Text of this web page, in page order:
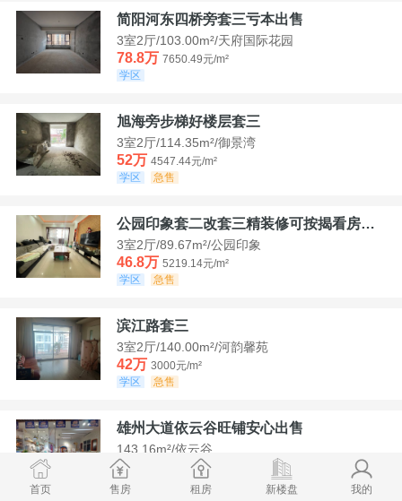
简阳河东四桥旁套三亏本出售
3室2厅/103.00m²/天府国际花园
78.8万 7650.49元/m²
学区
旭海旁步梯好楼层套三
3室2厅/114.35m²/御景湾
52万 4547.44元/m²
学区
急售
公园印象套二改套三精装修可按揭看房方便
3室2厅/89.67m²/公园印象
46.8万 5219.14元/m²
学区
急售
滨江路套三
3室2厅/140.00m²/河韵馨苑
42万 3000元/m²
学区
急售
雄州大道依云谷旺铺安心出售
143.16m²/依云谷
178.8万
12489.52元/m²
学区
首页 售房 租房 新楼盘 我的